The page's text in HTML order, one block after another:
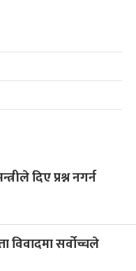
दिए प्रश्न नगर्न
विवादमा सर्वोच्चले